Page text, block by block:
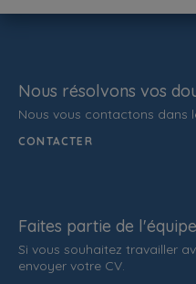
Nous résolvons vos
Nous vous contactons dans
CONTACTER
Faites partie de l'équipe
Si vous souhaitez travailler
envoyer votre CV.